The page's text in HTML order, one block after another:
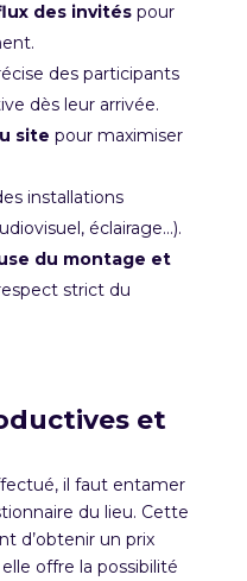
des invitéspour
des participants
dès leur arrivée.
site pour maximiser
installations
éclairage…).
du montage et
strict du
et
il faut entamer
du lieu. Cette
d’obtenir un prix
offre la possibilité